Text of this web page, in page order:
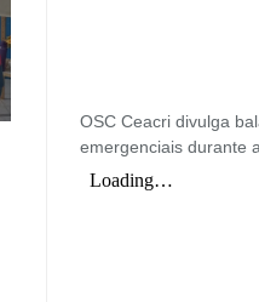
OSC Ceacri divulga
emergenciais durante